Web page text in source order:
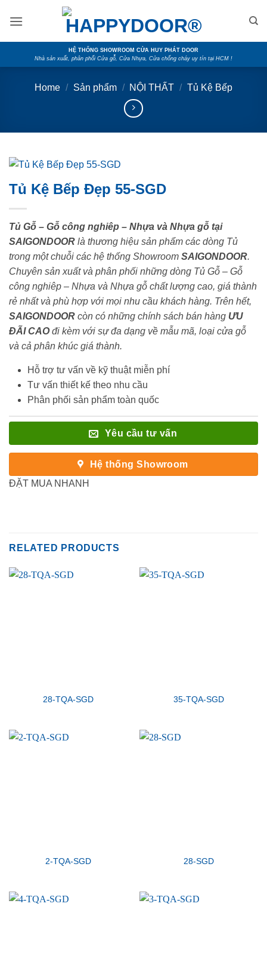
HỆ THỐNG SHOWROOM CỬA HUY PHÁT DOOR
Nhà sản xuất, phân phối Cửa gỗ, Cửa Nhựa, Cửa chống cháy uy tín tại HCM !
Home / Sản phẩm / NỘI THẤT / Tủ Kệ Bếp
Tủ Kệ Bếp Đẹp 55-SGD
Tủ Gỗ – Gỗ công nghiêp – Nhựa và Nhựa gỗ tại
SAIGONDOOR là thương hiệu sản phẩm các dòng Tủ
trong một chuỗi các hệ thống Showroom SAIGONDOOR.
Chuyên sản xuất và phân phối những dòng Tủ Gỗ – Gỗ
công nghiêp – Nhựa và Nhựa gỗ chất lượng cao, giá thành
rẻ nhất và phù hợp với mọi nhu cầu khách hàng. Trên hết,
SAIGONDOOR còn có những chính sách bán hàng ƯU
ĐÃI CAOđi kèm với sự đa dạng về mẫu mã, loại cửa gỗ
và cả phân khúc giá thành.
Hỗ trợ tư vấn về kỹ thuật miễn phí
Tư vấn thiết kế theo nhu cầu
Phân phối sản phẩm toàn quốc
Yêu cầu tư vấn
Hệ thống Showroom
ĐẶT MUA NHANH
RELATED PRODUCTS
28-TQA-SGD 35-TQA-SGD
2-TQA-SGD 28-SGD